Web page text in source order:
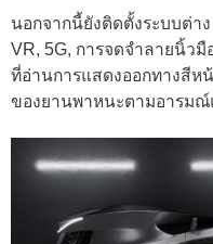
นอกจากนี้ยังติดตั้งระบบต่า
VR, 5G, การจดจำลายนิ้วมื
ที่อ่านการแสดงออกทางสีห
ของยานพาหนะตามอารมณ์